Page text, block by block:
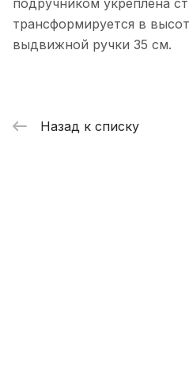
подручником укреплена
трансформируется в
выдвижной ручки 35 см.
Назад к списку